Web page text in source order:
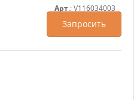
Арт.: V116034003
Запросить